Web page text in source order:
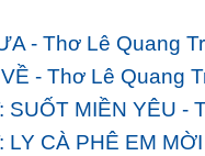
- Thơ Lê Quang
- Thơ Lê Quang
SUỐT MIỀN YÊU -
LY CÀ PHÊ EM